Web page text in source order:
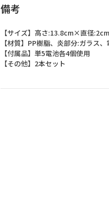
備考
【サイズ】高さ:13.8cm×直径
【材質】PP樹脂、炎部分:ガラス
【付属品】単5電池各4個使用
【その他】2本セット